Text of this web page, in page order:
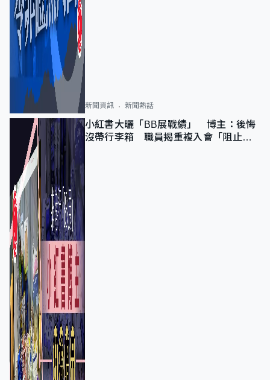
新聞資訊 新聞熱話
小紅書大曬「BB展戰績」 博主：後悔
沒帶行李箱 職員揭重複入會「阻止唔